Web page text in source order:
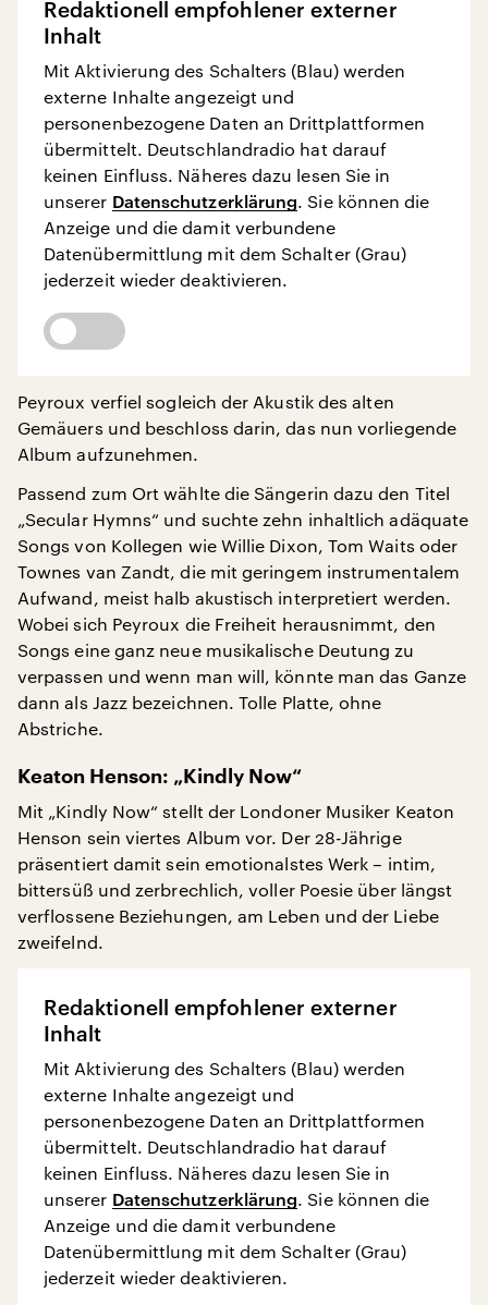
Redaktionell empfohlener externer
Inhalt
Mit Aktivierung des Schalters (Blau) werden
externe Inhalte angezeigt und
personenbezogene Daten an Drittplattformen
übermittelt. Deutschlandradio hat darauf
keinen Einfluss. Näheres dazu lesen Sie in
unserer Datenschutzerklärung. Sie können die
Anzeige und die damit verbundene
Datenübermittlung mit dem Schalter (Grau)
jederzeit wieder deaktivieren.
Peyroux verfiel sogleich der Akustik des alten
Gemäuers und beschloss darin, das nun vorliegende
Album aufzunehmen.
Passend zum Ort wählte die Sängerin dazu den Titel
„Secular Hymns“ und suchte zehn inhaltlich adäquate
Songs von Kollegen wie Willie Dixon, Tom Waits oder
Townes van Zandt, die mit geringem instrumentalem
Aufwand, meist halb akustisch interpretiert werden.
Wobei sich Peyroux die Freiheit herausnimmt, den
Songs eine ganz neue musikalische Deutung zu
verpassen und wenn man will, könnte man das Ganze
dann als Jazz bezeichnen. Tolle Platte, ohne
Abstriche.
Keaton Henson: „Kindly Now“
Mit „Kindly Now“ stellt der Londoner Musiker Keaton
Henson sein viertes Album vor. Der 28-Jährige
präsentiert damit sein emotionalstes Werk – intim,
bittersüß und zerbrechlich, voller Poesie über längst
verflossene Beziehungen, am Leben und der Liebe
zweifelnd.
Redaktionell empfohlener externer
Inhalt
Mit Aktivierung des Schalters (Blau) werden
externe Inhalte angezeigt und
personenbezogene Daten an Drittplattformen
übermittelt. Deutschlandradio hat darauf
keinen Einfluss. Näheres dazu lesen Sie in
unserer Datenschutzerklärung. Sie können die
Anzeige und die damit verbundene
Datenübermittlung mit dem Schalter (Grau)
jederzeit wieder deaktivieren.